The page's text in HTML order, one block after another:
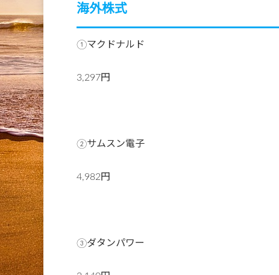
海外株式
①マクドナルド
3,297円
②サムスン電子
4,982円
③ダタンパワー